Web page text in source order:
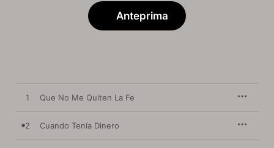
Anteprima
1 Que No Me Quiten La Fe
2 Cuando Tenía Dinero